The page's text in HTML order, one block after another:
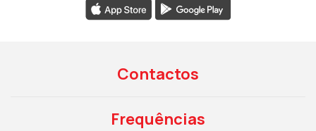
Contactos
Frequências